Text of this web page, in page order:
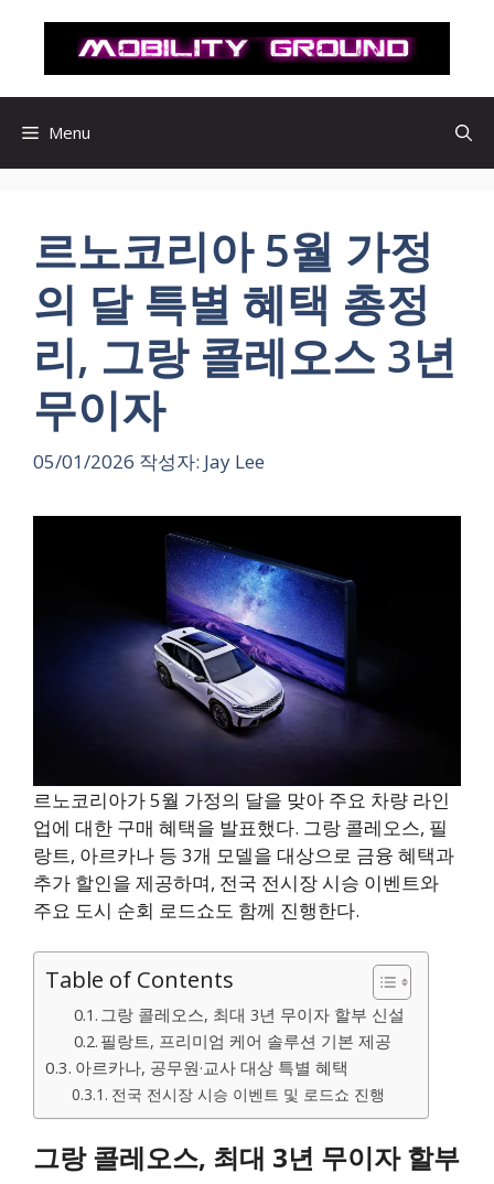
로
Menu
르노코리아 5월 가정
의 달 특별 혜택 총정
리, 그랑 콜레오스 3년
무이자
05/01/2026 작성자: Jay Lee
르노코리아가 5월 가정의 달을 맞아 주요 차량 라인
업에 대한 구매 혜택을 발표했다. 그랑 콜레오스, 필
랑트, 아르카나 등 3개 모델을 대상으로 금융 혜택과
추가 할인을 제공하며, 전국 전시장 시승 이벤트와
주요 도시 순회 로드쇼도 함께 진행한다.
Table of Contents
그랑 콜레오스, 최대 3년 무이자 할부 신설
필랑트, 프리미엄 케어 솔루션 기본 제공
아르카나, 공무원·교사 대상 특별 혜택
전국 전시장 시승 이벤트 및 로드쇼 진행
그랑 콜레오스, 최대 3년 무이자 할부